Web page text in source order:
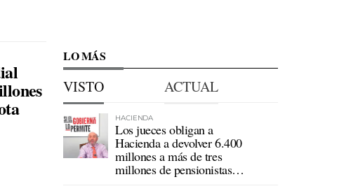
LO MÁS
VISTO ACTUAL
HACIENDA
Los jueces obligan a
Hacienda a devolver 6.400
millones a más de tres
millones de pensionistas